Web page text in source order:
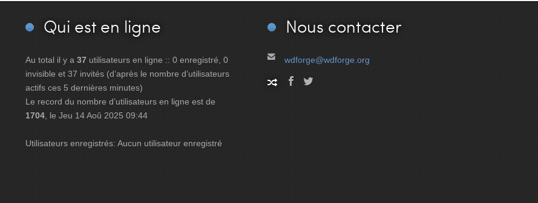
Qui est en ligne
Au total il y a 37 utilisateurs en ligne :: 0 enregistré, 0
invisible et 37 invités (d’après le nombre d’utilisateurs
actifs ces 5 dernières minutes)
Le record du nombre d’utilisateurs en ligne est de
1704 , le Jeu 14 Aoû 2025 09:44
Utilisateurs enregistrés: Aucun utilisateur enregistré
Nous contacter
wdforge@wdforge.org